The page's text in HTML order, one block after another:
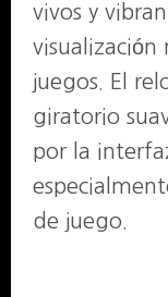
vivos y
visualización
juegos. El
giratorio
por la
de juego.